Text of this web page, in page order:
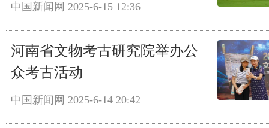
中国新闻网 2025-6-15 12:36
河南省文物考古研究院举办公
众考古活动
中国新闻网 2025-6-14 20:42